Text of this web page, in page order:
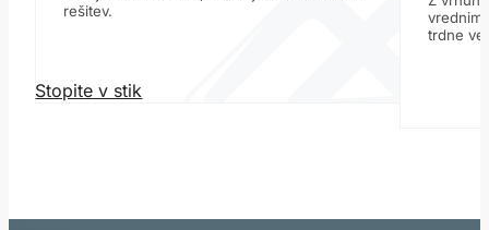
rešitev.
trdne
Stopite v stik